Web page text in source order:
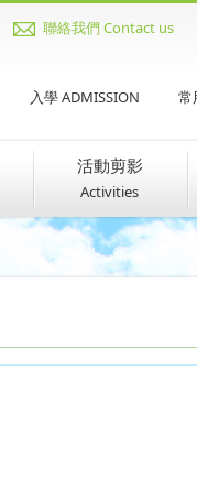
聯絡我們 Contact us
入學 ADMISSION 常
活動剪影
Activities